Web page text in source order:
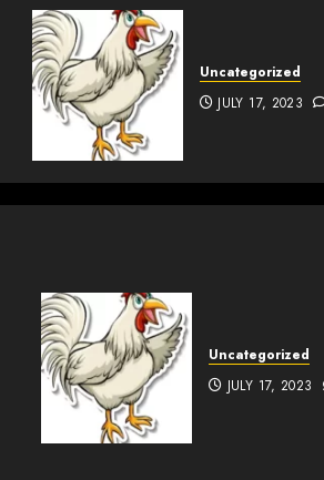
Uncategorized
JULY 17, 2023
Uncategorized
JULY 17, 2023